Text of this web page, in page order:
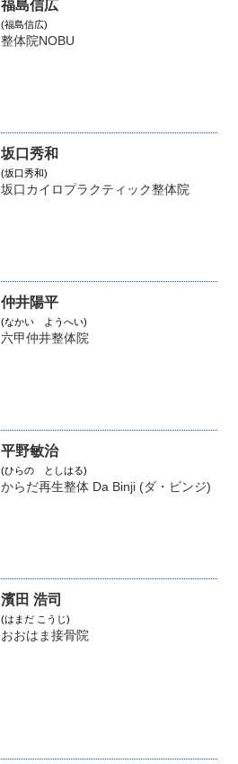
福島信広
(福島信広)
整体院NOBU
坂口秀和
(坂口秀和)
坂口カイロプラクティック整体院
仲井陽平
(なかい ようへい)
六甲仲井整体院
平野敏治
(ひらの としはる)
からだ再生整体 Da Binji (ダ・ビンジ)
濱田 浩司
(はまだ こうじ)
おおはま接骨院